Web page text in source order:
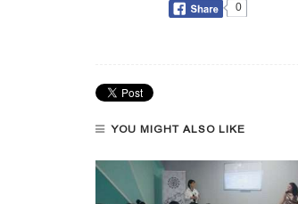
0
YOU MIGHT ALSO LIKE